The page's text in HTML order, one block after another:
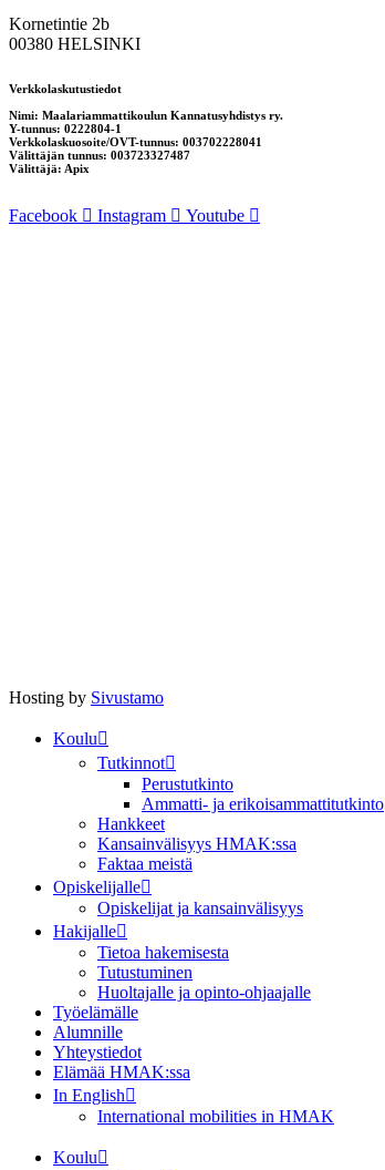
Kornetintie 2b
00380 HELSINKI
Verkkolaskutustiedot
Nimi: Maalariammattikoulun Kannatusyhdistys ry.
Y-tunnus: 0222804-1
Verkkolaskuosoite/OVT-tunnus: 003702228041
Välittäjän tunnus: 003723327487
Välittäjä: Apix
Facebook Instagram Youtube
Hosting by Sivustamo
Koulu
Tutkinnot
Perustutkinto
Ammatti- ja erikoisammattitutkinto
Hankkeet
Kansainvälisyys HMAK:ssa
Faktaa meistä
Opiskelijalle
Opiskelijat ja kansainvälisyys
Hakijalle
Tietoa hakemisesta
Tutustuminen
Huoltajalle ja opinto-ohjaajalle
Työelämälle
Alumnille
Yhteystiedot
Elämää HMAK:ssa
In English
International mobilities in HMAK
Koulu